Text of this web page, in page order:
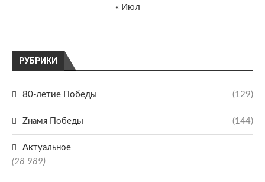
РУБРИКИ
80-летие Победы (129)
Zнамя Победы (144)
Актуальное
(28 989)
« Июл